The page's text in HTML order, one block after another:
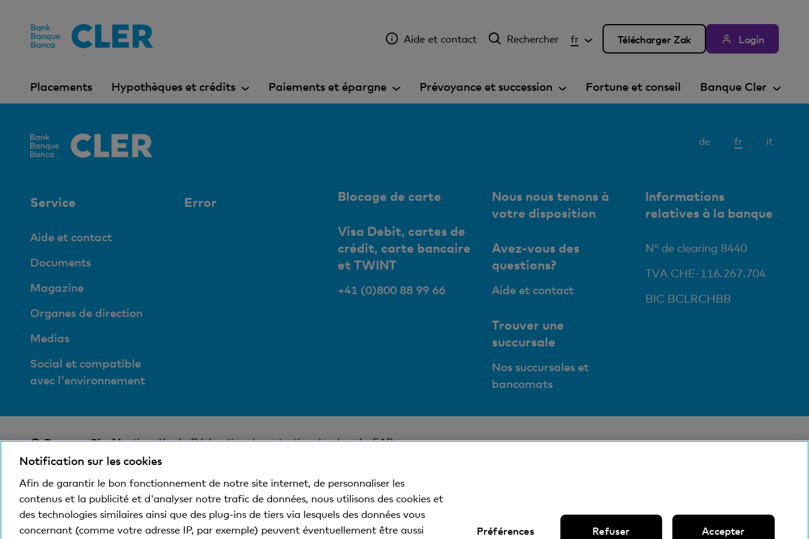
Aide et contact Rechercher fr Télécharger Zak Login
Placements Hypothèques et crédits Paiements et épargne Prévoyance et succession Fortune et conseil Banque Cler
de frElément
it
Service
Aide et contact
Documents
Magazine
Organes de direction
Medias
Social et compatible
avec l'environnement
Error Blocage de carte
Visa Debit, cartes de
crédit, carte bancaire
et TWINT
+41 (0)800 88 99 66
Nous nous tenons à
votre disposition
Avez-vous des
questions?
Aide et contact
Trouver une
succursale
Nos succursales et
bancomats
Informations
relatives à la banque
N° de clearing 8440
TVA CHE-116.267.704
BIC BCLRCHBB
© Banque ClerMentions légalesDéclaration de protection des donnéesEAR
Notification sur les cookies
Afin de garantir le bon fonctionnement de notre site internet, de personnaliser les
contenus et la publicité et d'analyser notre trafic de données, nous utilisons des cookies et
des technologies similaires ainsi que des plug-ins de tiers via lesquels des données vous
concernant (comme votre adresse IP, par exemple) peuvent éventuellement être aussi
Préférences Refuser Accepter